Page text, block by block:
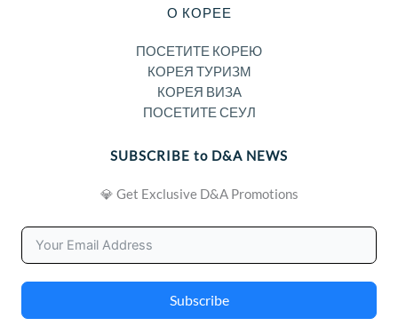
О КОРЕЕ
ПОСЕТИТЕ КОРЕЮ
КОРЕЯ ТУРИЗМ
КОРЕЯ ВИЗА
ПОСЕТИТЕ СЕУЛ
SUBSCRIBE to D&A NEWS
💎 Get Exclusive D&A Promotions
Subscribe